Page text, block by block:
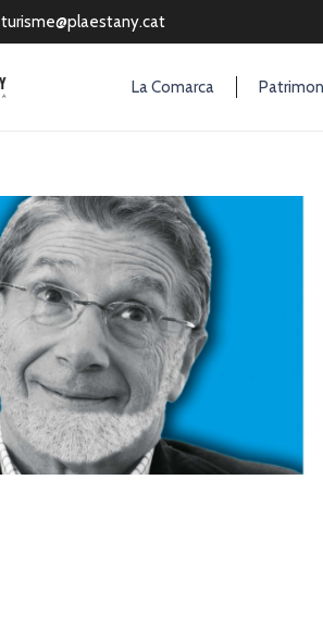
turisme@plaestany.cat
La Comarca